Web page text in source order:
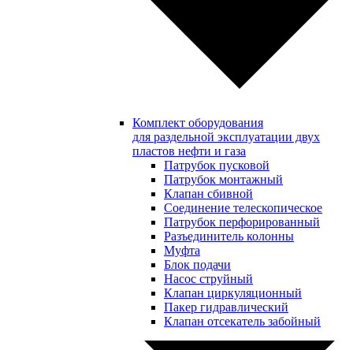
Комплект оборудования
для раздельной эксплуатации двух
пластов нефти и газа
Патрубок пусковой
Патрубок монтажный
Клапан сбивной
Соединение телескопическое
Патрубок перфорированный
Разъединитель колонны
Муфта
Блок подачи
Насос струйный
Клапан циркуляционный
Пакер гидравлический
Клапан отсекатель забойный